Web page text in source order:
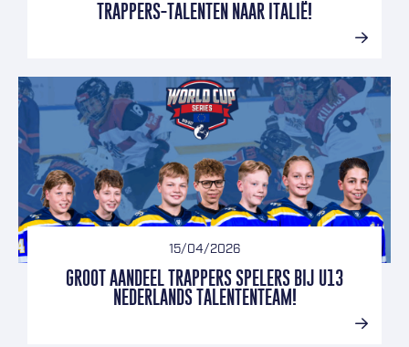
TRAPPERS-TALENTEN NAAR ITALIË!
15/04/2026
GROOT AANDEEL TRAPPERS SPELERS BIJ U13
NEDERLANDS TALENTENTEAM!